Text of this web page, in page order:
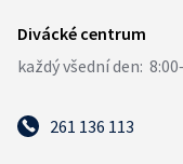
261 136 113